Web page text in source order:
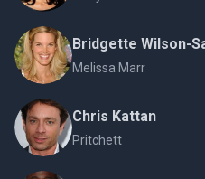
Bridgette Wilson-
Melissa Marr
Chris Kattan
Pritchett